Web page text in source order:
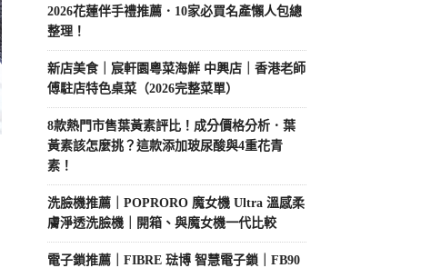
2026花蓮伴手禮推薦．10家必買名產懶人包總
整理！
新店美食｜宸軒園粵菜海鮮 中興店｜香港老師
傅駐店特色桌菜（2026完整菜單）
8款熱門市售葉黃素評比！成分價格分析．葉
黃素該怎麼挑？這款添加玻尿酸與4重花青
素！
洗臉機推薦｜POPRORO 魔女機 Ultra 溫感柔
膚淨透洗臉機｜開箱、與魔女機一代比較
電子鎖推薦｜FIBRE 琺博 智慧電子鎖｜FB90